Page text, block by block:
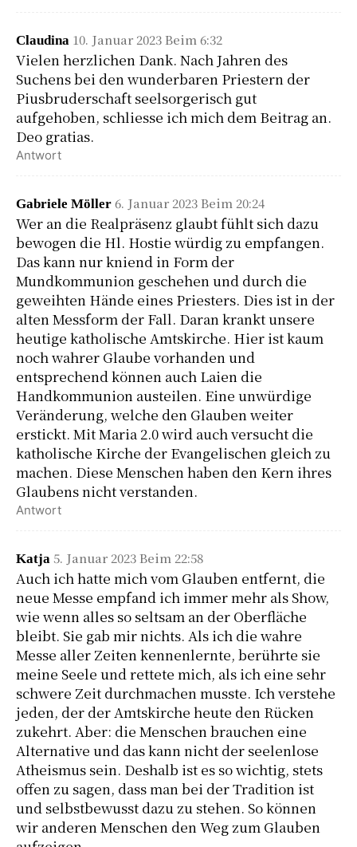
Claudina 10. Januar 2023 Beim 6:32
Vielen herzlichen Dank. Nach Jahren des
Suchens bei den wunderbaren Priestern der
Piusbruderschaft seelsorgerisch gut
aufgehoben, schliesse ich mich dem Beitrag an.
Deo gratias.
Antwort
Gabriele Möller 6. Januar 2023 Beim 20:24
Wer an die Realpräsenz glaubt fühlt sich dazu
bewogen die Hl. Hostie würdig zu empfangen.
Das kann nur kniend in Form der
Mundkommunion geschehen und durch die
geweihten Hände eines Priesters. Dies ist in der
alten Messform der Fall. Daran krankt unsere
heutige katholische Amtskirche. Hier ist kaum
noch wahrer Glaube vorhanden und
entsprechend können auch Laien die
Handkommunion austeilen. Eine unwürdige
Veränderung, welche den Glauben weiter
erstickt. Mit Maria 2.0 wird auch versucht die
katholische Kirche der Evangelischen gleich zu
machen. Diese Menschen haben den Kern ihres
Glaubens nicht verstanden.
Antwort
Katja 5. Januar 2023 Beim 22:58
Auch ich hatte mich vom Glauben entfernt, die
neue Messe empfand ich immer mehr als Show,
wie wenn alles so seltsam an der Oberfläche
bleibt. Sie gab mir nichts. Als ich die wahre
Messe aller Zeiten kennenlernte, berührte sie
meine Seele und rettete mich, als ich eine sehr
schwere Zeit durchmachen musste. Ich verstehe
jeden, der der Amtskirche heute den Rücken
zukehrt. Aber: die Menschen brauchen eine
Alternative und das kann nicht der seelenlose
Atheismus sein. Deshalb ist es so wichtig, stets
offen zu sagen, dass man bei der Tradition ist
und selbstbewusst dazu zu stehen. So können
wir anderen Menschen den Weg zum Glauben